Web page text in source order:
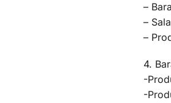
–
–
–
4.
-
-